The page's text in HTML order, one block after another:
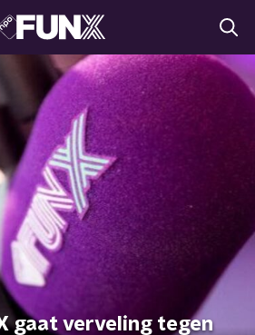
gaat verveling tegen